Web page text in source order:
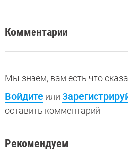
Комментарии
Мы знаем, вам есть что
Войдите или
оставить комментарий
Рекомендуем